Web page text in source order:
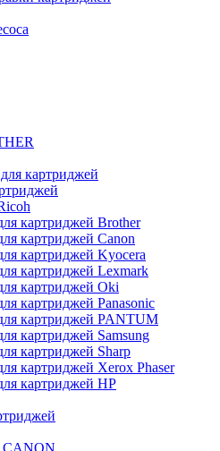
картриджей
картриджей Brother
картриджей Canon
картриджей Kyocera
картриджей Lexmark
картриджей Oki
картриджей Panasonic
картриджей PANTUM
картриджей Samsung
картриджей Sharp
картриджей Xerox Phaser
картриджей НР